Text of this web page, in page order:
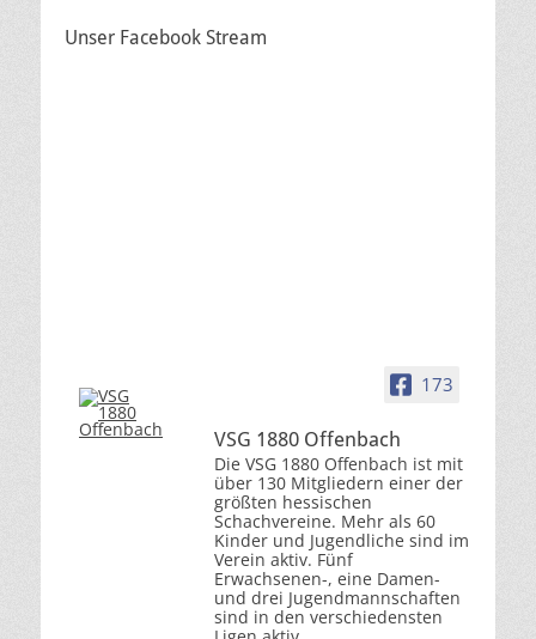
Unser Facebook Stream
173
VSG 1880 Offenbach
Die VSG 1880 Offenbach ist mit
über 130 Mitgliedern einer der
größten hessischen
Schachvereine. Mehr als 60
Kinder und Jugendliche sind im
Verein aktiv. Fünf
Erwachsenen-, eine Damen-
und drei Jugendmannschaften
sind in den verschiedensten